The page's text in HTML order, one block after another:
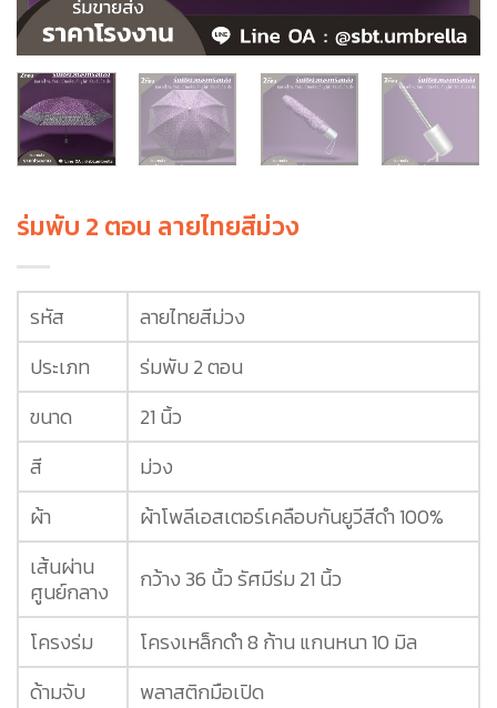
ร่มพับ 2 ตอน ลายไทยสีม่วง
รหัส
ลายไทยสีม่วง
ประเภท
ร่มพับ 2 ตอน
ขนาด
21 นิ้ว
สี
ม่วง
ผ้า
ผ้าโพลีเอสเตอร์เคลือบกันยูวีสีดำ 100%
เส้นผ่าน
ศูนย์กลาง
กว้าง 36 นิ้ว รัศมีร่ม 21 นิ้ว
โครงร่ม
โครงเหล็กดำ 8 ก้าน แกนหนา 10 มิล
ด้ามจับ
พลาสติกมือเปิด